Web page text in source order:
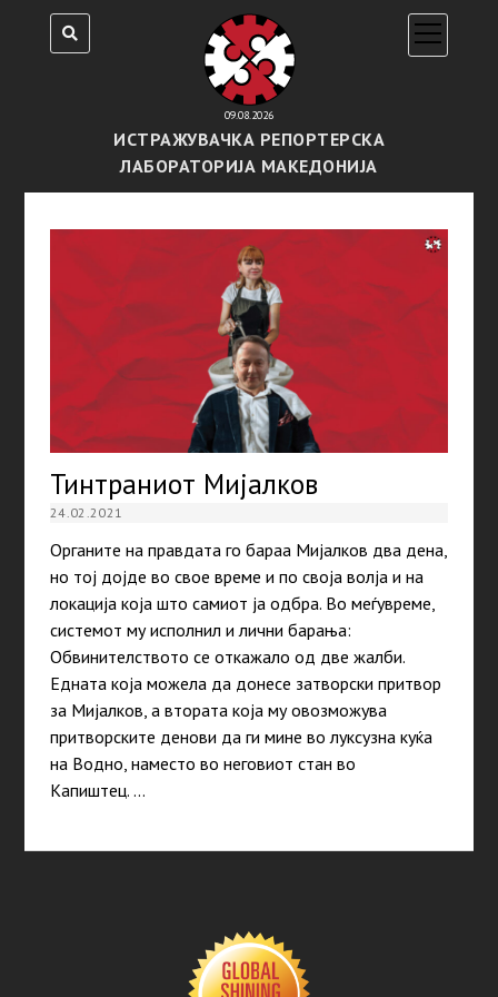
09.08.2026
ИСТРАЖУВАЧКА РЕПОРТЕРСКА
ЛАБОРАТОРИЈА МАКЕДОНИЈА
open
menu
Тинтраниот Мијалков
24.02.2021
Органите на правдата го бараа Мијалков два дена,
но тој дојде во свое време и по своја волја и на
локација која што самиот ја одбра. Во меѓувреме,
системот му исполнил и лични барања:
Обвинителството се откажало од две жалби.
Едната која можела да донесе затворски притвор
за Мијалков, а втората која му овозможува
притворските денови да ги мине во луксузна куќа
на Водно, наместо во неговиот стан во
Капиштец. …